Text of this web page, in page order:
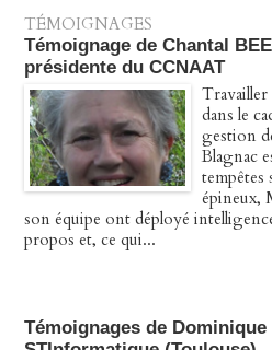
TÉMOIGNAGES
Témoignage de Chantal
présidente du CCNAAT
Travailler
dans le
gestion
Blagnac
tempêtes
épineux,
son équipe ont déployé
propos et, ce qui...
Témoignages de